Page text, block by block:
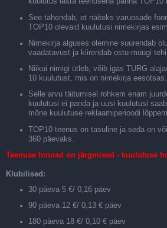
See tähendab, et näiteks varuosade
TOP10 olevaid kuulutusi nimekirjas
Nimekirja alguses olemine suurendab
vaadatavust ja kiirendab ostu-müügi
Niikui nimigi ütleb, võib igas TURG
10 kuulutust, mis on nimekirja eesotsas.
Selle arvu täitumisel rohkem enam
kuulutusi ei panda ja uusi kuulutusi
mõne kuulutuse reklaamiperioodi
TOP10 teenus on tasuline ja seda on
360 päevaks.
Teenuse hinnad on järgmised - kuulutuse
Klubilised:
30 päeva 5 €/ 0,16 päev
90 päeva 12 €/ 0,13 € päev
180 päeva 18 €/ 0,10 € päev